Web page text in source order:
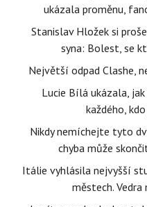
ukázala proměnu,
Stanislav Hložek si
syna: Bolest, se
Největší odpad Clashe,
Lucie Bílá ukázala,
každého,
Nikdy nemíchejte tyto
chyba může
Itálie vyhlásila nejvyšší
městech. Vedra